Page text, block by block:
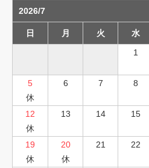
2026/7
日 月 火 水
1
5
休
6 7 8
12
休
13 14 15
19
休
20
休
21 22